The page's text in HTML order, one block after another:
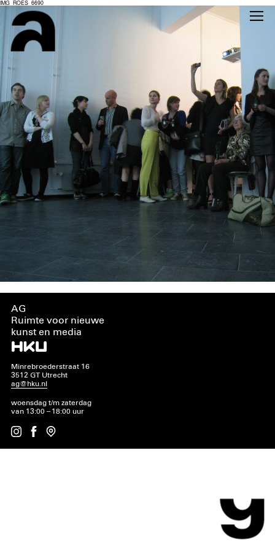
IMG_ROES_6690
AG
Ruimte voor nieuwe
kunst en media
Minrebroederstraat 16
3512 GT Utrecht
ag@hku.nl
woensdag t/m zaterdag
van 13:00 – 18:00 uur